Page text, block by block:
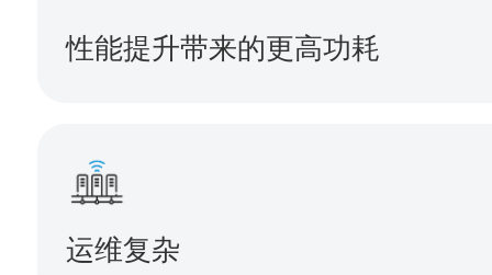
性能提升带来的更高功耗
运维复杂